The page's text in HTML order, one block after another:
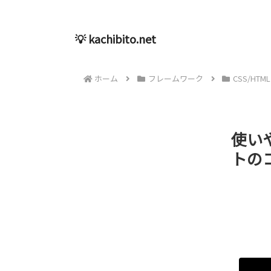
💡 kachibito.net
ホーム フレームワーク CSS/HTML
使い
ト